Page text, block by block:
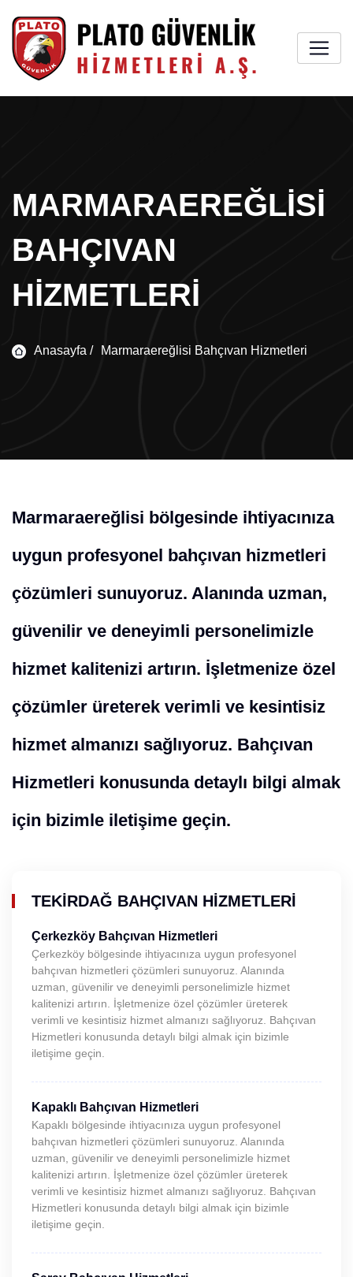
MARMARAEREĞLISI
BAHÇIVAN
HIZMETLERI
Anasayfa / Marmaraereğlisi Bahçıvan Hizmetleri
Marmaraereğlisi bölgesinde ihtiyacınıza
uygun profesyonel bahçıvan hizmetleri
çözümleri sunuyoruz. Alanında uzman,
güvenilir ve deneyimli personelimizle
hizmet kalitenizi artırın. İşletmenize özel
çözümler üreterek verimli ve kesintisiz
hizmet almanızı sağlıyoruz. Bahçıvan
Hizmetleri konusunda detaylı bilgi almak
için bizimle iletişime geçin.
TEKIRDAĞ BAHÇIVAN HIZMETLERI
Çerkezköy Bahçıvan Hizmetleri
Çerkezköy bölgesinde ihtiyacınıza uygun profesyonel
bahçıvan hizmetleri çözümleri sunuyoruz. Alanında
uzman, güvenilir ve deneyimli personelimizle hizmet
kalitenizi artırın. İşletmenize özel çözümler üreterek
verimli ve kesintisiz hizmet almanızı sağlıyoruz. Bahçıvan
Hizmetleri konusunda detaylı bilgi almak için bizimle
iletişime geçin.
Kapaklı Bahçıvan Hizmetleri
Kapaklı bölgesinde ihtiyacınıza uygun profesyonel
bahçıvan hizmetleri çözümleri sunuyoruz. Alanında
uzman, güvenilir ve deneyimli personelimizle hizmet
kalitenizi artırın. İşletmenize özel çözümler üreterek
verimli ve kesintisiz hizmet almanızı sağlıyoruz. Bahçıvan
Hizmetleri konusunda detaylı bilgi almak için bizimle
iletişime geçin.